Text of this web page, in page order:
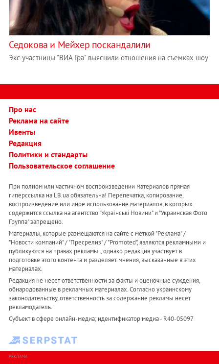
Седокова и Мейхер поскандалили
Экс-участницы "ВИА Гра" выяснили отношения на съемках шоу
Про нас
Реклама на сайте
Ивенты
Редакция
Политики и стандарты
Пользовательское соглашение
При полном или частичном воспроизведении материалов прямая
гиперссылка на LB.ua обязательна! Перепечатка, копирование,
воспроизведение или иное использование материалов, в которых
содержится ссылка на агентство "Українськi Новини" и "Украинская Фото
Группа" запрещено.
Материалы, которые размещаются на сайте с меткой "Реклама" /
"Новости компаний" / "Пресрелиз" / "Promoted", являются рекламными и
публикуются на правах рекламы. , однако редакция участвует в
подготовке этого контента и разделяет мнения, высказанные в этих
материалах.
Редакция не несет ответственности за факты и оценочные суждения,
обнародованные в рекламных материалах. Согласно украинскому
законодательству, ответственность за содержание рекламы несет
рекламодатель.
Субъект в сфере онлайн-медиа; идентификатор медиа - R40-05097
РЕКЛАМА